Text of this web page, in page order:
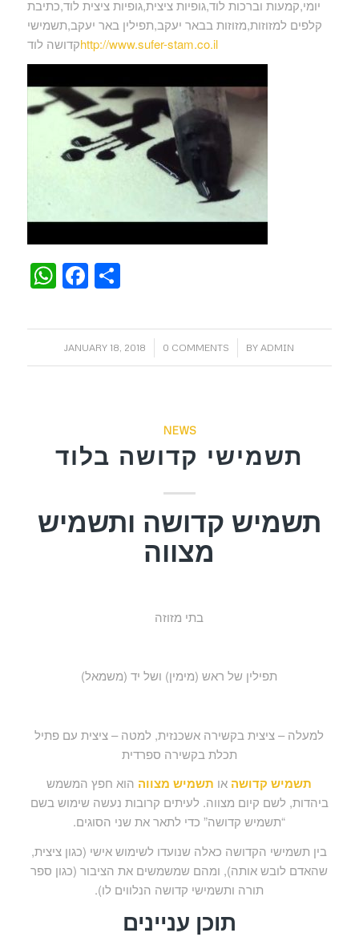
יומי,קמעות וברכות לוד,גופיות ציצית,גופיות ציצית לוד,כתיבת
קלפים למזוזות,מזוזות בבאר יעקב,תפילין באר יעקב,תשמישי
קדושה לודhttp://www.sufer-stam.co.il
WhatsApp
Facebook
Share
JANUARY 18, 2018
/ 0 COMMENTS
/ BY ADMIN
NEWS
תשמישי קדושה בלוד
תשמיש קדושה ותשמיש
מצווה
בתי מזוזה
תפילין של ראש (מימין) ושל יד (משמאל)
למעלה – ציצית בקשירה אשכנזית, למטה – ציצית עם פתיל
תכלת בקשירה ספרדית
תשמיש קדושה או תשמיש מצווה הוא חפץ המשמש
ביהדות, לשם קיום מצווה. לעיתים קרובות נעשה שימוש בשם
“תשמיש קדושה” כדי לתאר את שני הסוגים.
בין תשמישי הקדושה כאלה שנועדו לשימוש אישי (כגון ציצית,
שהאדם לובש אותה), ומהם שמשמשים את הציבור (כגון ספר
תורה ותשמישי קדושה הנלווים לו).
תוכן עניינים